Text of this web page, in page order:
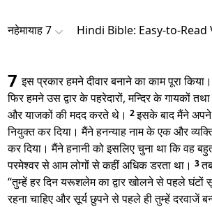
नहेमायाह 7 Hindi Bible: Easy-to-Read
7इस प्रकार हमने दीवार बनाने का काम पूरा
फिर हमने उस द्वार के पहरेदारों, मन्दिर के गायकों
और याजकों की मदद करते थे। 2इसके बाद मैंने अपने
नियुक्त कर दिया। मैंने हनन्याह नाम के एक और
कर दिया। मैंने हनानी को इसलिए चुना था कि वह
परमेश्वर से आम लोगों से कहीं अधिक डरता था। 3
“तुम्हें हर दिन यरूशलेम का द्वार खोलने से पहले
रहना चाहिए और सूर्य छुपने से पहले ही तुम्हें दरवाजें